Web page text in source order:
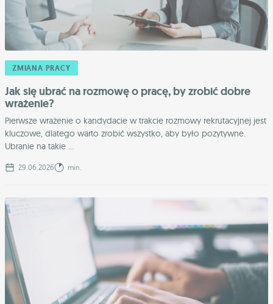
ZMIANA PRACY
Jak się ubrać na rozmowę o pracę, by zrobić dobre
wrażenie?
Pierwsze wrażenie o kandydacie w trakcie rozmowy rekrutacyjnej jest
kluczowe, dlatego warto zrobić wszystko, aby było pozytywne.
Ubranie na takie ...
29.06.2026 min.